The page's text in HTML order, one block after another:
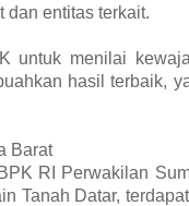
dan entitas terkait.
untuk menilai
hasil terbaik,
Barat
RI Perwakilan
Tanah Datar,